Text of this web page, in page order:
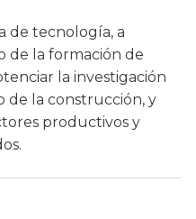
de tecnología, a
de la formación de
la investigación
de la construcción, y
productivos y